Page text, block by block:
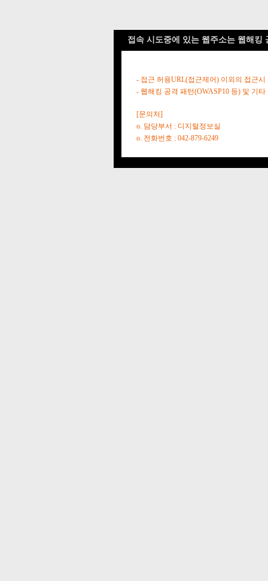
접속 시도중에 있는 웹주소는 웹해킹
- 접근 허용URL(접근제어) 이외의 접근시
- 웹해킹 공격 패턴(OWASP10 등) 및 기
[문의처]
o. 담당부서 : 디지털정보실
o. 전화번호 : 042-879-6249